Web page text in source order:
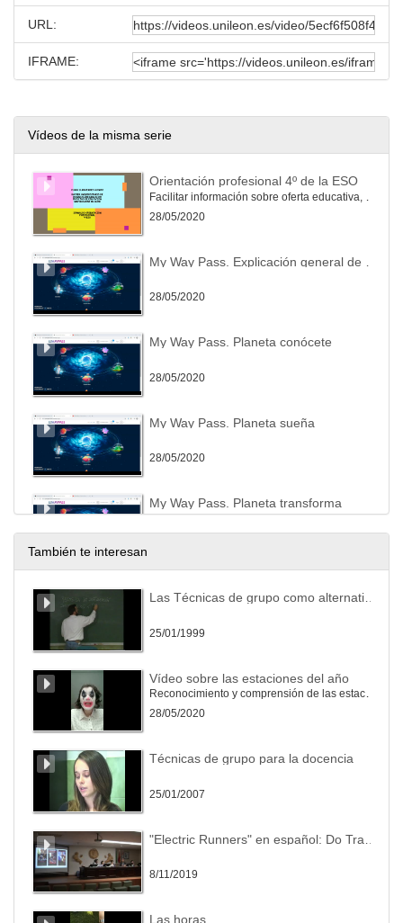
URL:
IFRAME:
Vídeos de la misma serie
Orientación profesional 4º de la ESO
28/05/2020
28/05/2020
My Way Pass. Planeta conócete
28/05/2020
My Way Pass. Planeta sueña
28/05/2020
My Way Pass. Planeta transforma
28/05/2020
También te interesan
25/01/1999
Vídeo sobre las estaciones del año
Reconocimiento y comprensión de las estaciones del año
28/05/2020
Técnicas de grupo para la docencia
25/01/2007
8/11/2019
Las horas